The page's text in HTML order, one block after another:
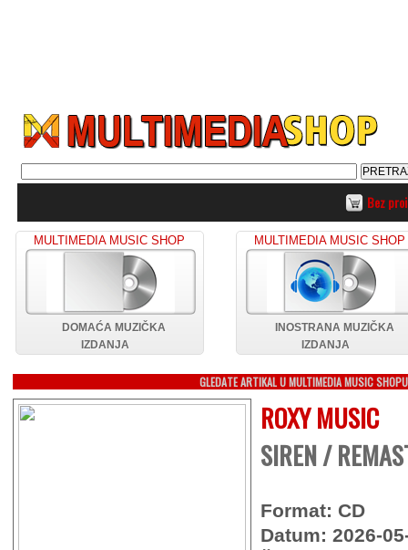
Bez
MULTIMEDIA MUSIC SHOP
DOMAĆA MUZIČKA
IZDANJA
MULTIMEDIA MUSIC SHOP
INOSTRANA MUZIČKA
IZDANJA
GLEDATE ARTIKAL U MULTIMEDIA MUSIC SHOPU
ROXY MUSIC
SIREN /
Format: CD
Datum: 2026-